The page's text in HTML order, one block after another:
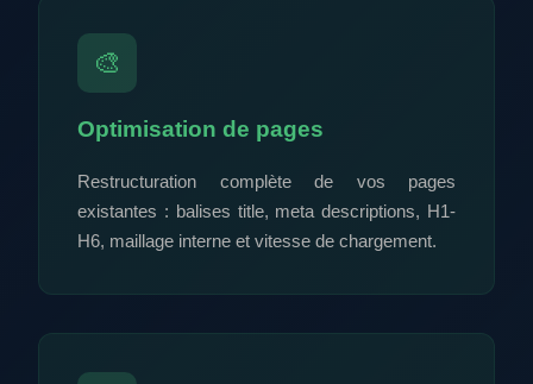
🎨
Optimisation de pages
Restructuration complète de vos pages
existantes : balises title, meta descriptions, H1-
H6, maillage interne et vitesse de chargement.